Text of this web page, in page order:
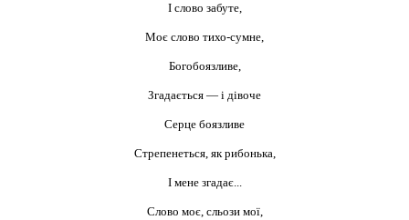
І слово забуте,
Моє слово тихо-сумне,
Богобоязливе,
Згадається — і дівоче
Серце боязливе
Стрепенеться, як рибонька,
І мене згадає...
Слово моє, сльози мої,